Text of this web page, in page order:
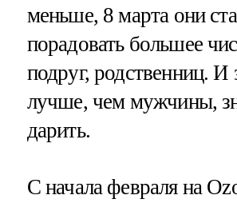
меньше, 8 марта они
порадовать большее
подруг, родственниц. И
лучше, чем мужчины,
дарить.
С начала февраля на